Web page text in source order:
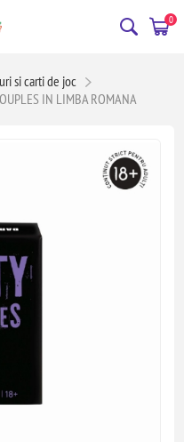
0
si carti de joc
IN LIMBA ROMANA